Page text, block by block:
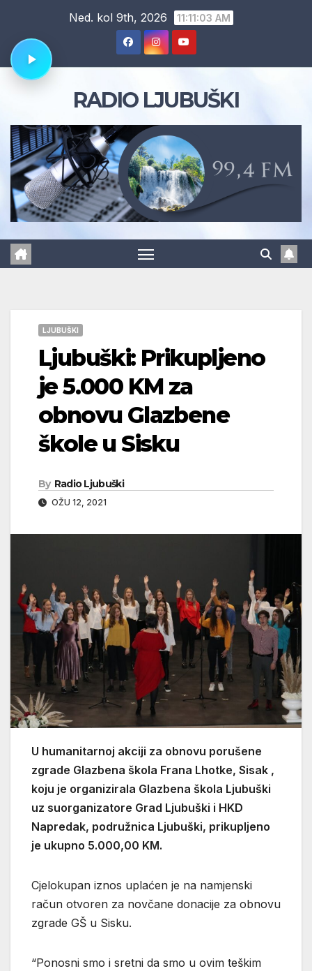
content
Ned. kol 9th, 2026 11:11:03 AM
RADIO LJUBUŠKI
LJUBUŠKI
Ljubuški: Prikupljeno
je 5.000 KM za
obnovu Glazbene
škole u Sisku
By Radio Ljubuški
OŽU 12, 2021
U humanitarnoj akciji za obnovu porušene
zgrade Glazbena škola Frana Lhotke, Sisak ,
koju je organizirala Glazbena škola Ljubuški
uz suorganizatore Grad Ljubuški i HKD
Napredak, podružnica Ljubuški, prikupljeno
je ukupno 5.000,00 KM.
Cjelokupan iznos uplaćen je na namjenski
račun otvoren za novčane donacije za obnovu
zgrade GŠ u Sisku.
“Ponosni smo i sretni da smo u ovim teškim